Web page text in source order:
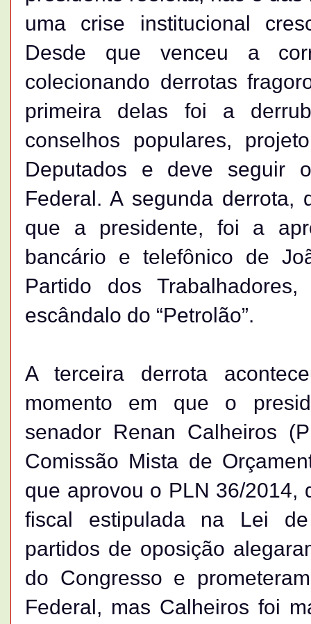
uma crise institucional
Desde que venceu a
colecionando derrotas
primeira delas foi a
conselhos populares,
Deputados e deve seguir
Federal. A segunda
que a presidente, foi a
bancário e telefônico de
Partido dos
escândalo do “Petrolão”.
A terceira derrota
momento em que o
senador Renan Calheiros
Comissão Mista de
que aprovou o PLN 36/2014,
fiscal estipulada na Lei de
partidos de oposição
do Congresso e
Federal, mas Calheiros foi